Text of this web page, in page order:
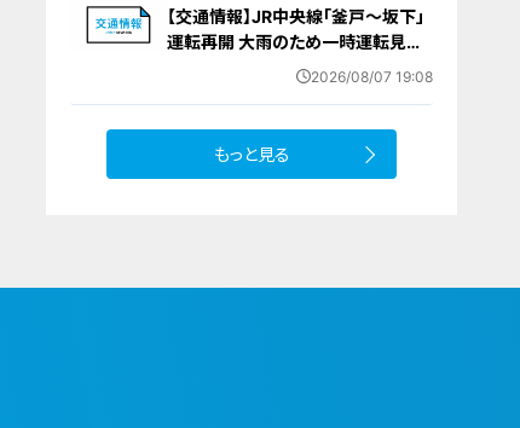
【交通情報】JR中央線「釜戸～坂下」
運転再開 大雨のため一時運転見合
2026/08/07 19:08
もっと見る